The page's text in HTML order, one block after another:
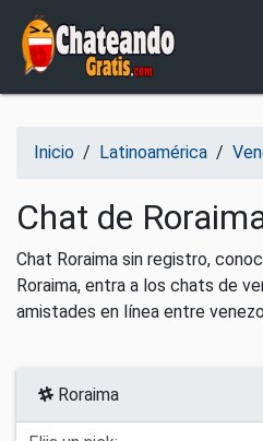
Salir del contenido
Inicio / Latinoamérica /
Chat de
Chat Roraima sin registro,
Roraima, entra a los chats de
amistades en línea entre
Roraima